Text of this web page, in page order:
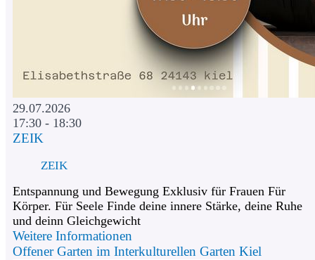
29.07.2026
17:30 - 18:30
ZEIK
ZEIK
Entspannung und Bewegung Exklusiv für Frauen Für
Körper. Für Seele Finde deine innere Stärke, deine Ruhe
und deinn Gleichgewicht
Weitere Informationen
Offener Garten im Interkulturellen Garten Kiel